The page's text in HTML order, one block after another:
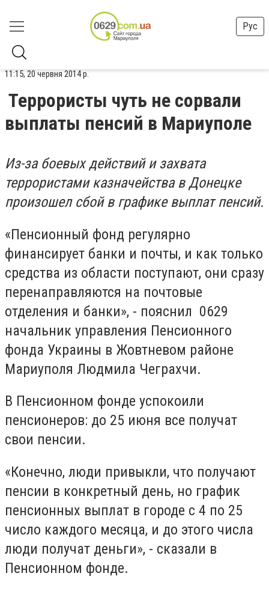
Рус
11:15, 20 червня 2014 р.
Террористы чуть не сорвали
выплаты пенсий в Мариуполе
Из-за боевых действий и захвата
террористами казначейства в Донецке
произошел сбой в графике выплат пенсий.
«Пенсионный фонд регулярно
финансирует банки и почты, и как только
средства из области поступают, они сразу
перенаправляются на почтовые
отделения и банки», - пояснил 0629
начальник управления Пенсионного
фонда Украины в Жовтневом районе
Мариуполя Людмила Чеграхчи.
В Пенсионном фонде успокоили
пенсионеров: до 25 июня все получат
свои пенсии.
«Конечно, люди привыкли, что получают
пенсии в конкретный день, но график
пенсионных выплат в городе с 4 по 25
число каждого месяца, и до этого числа
люди получат деньги», - сказали в
Пенсионном фонде.